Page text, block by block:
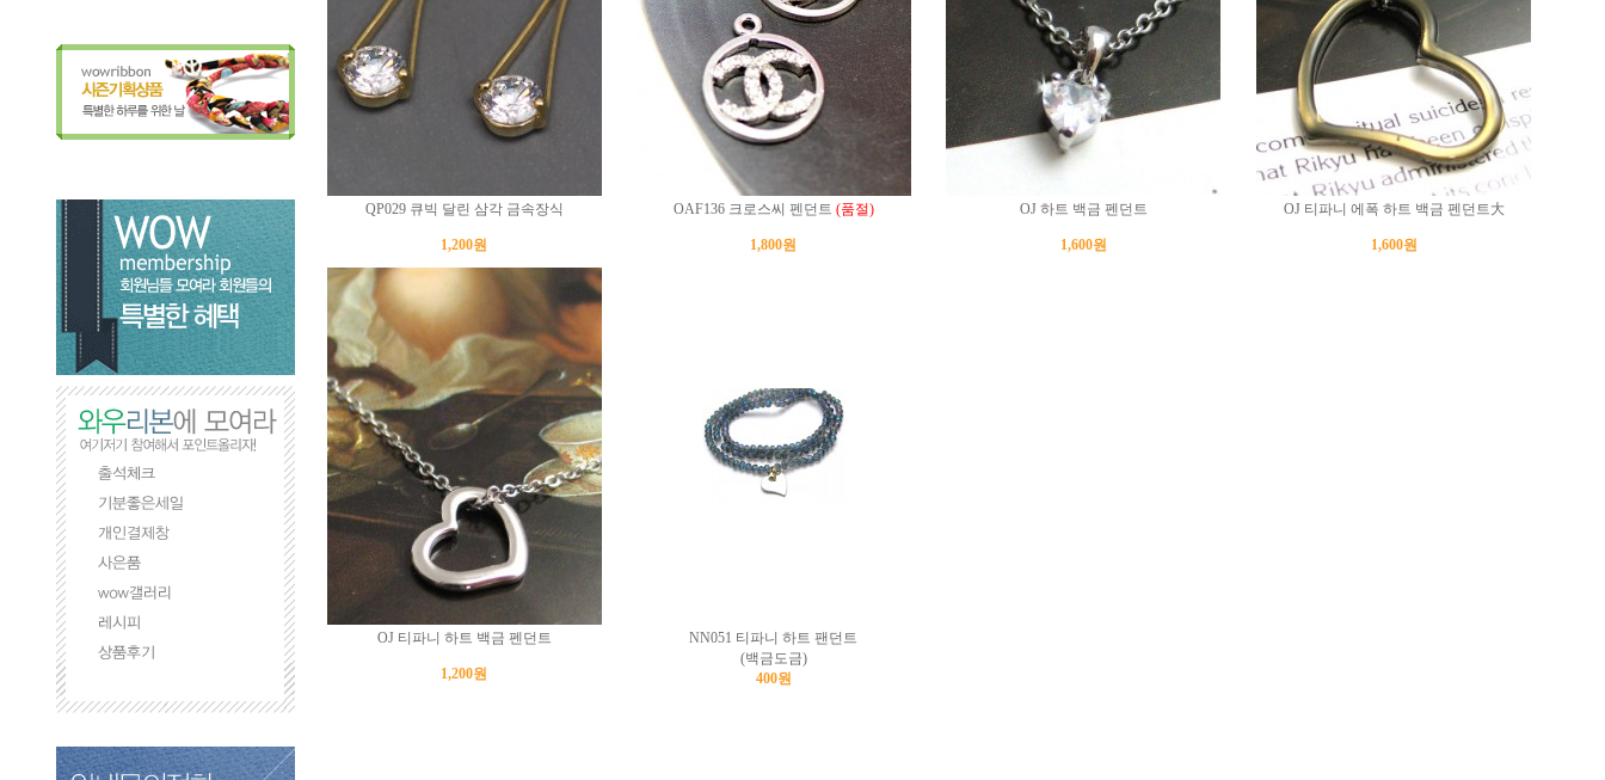
QP029 큐빅 달린 삼각 금속장식
1,200원
OAF136 크로스씨 펜던트 (품절)
1,800원
OJ 하트 백금 펜던트
1,600원
OJ 티파니 에폭 하트 백금 펜던트大
1,600원
OJ 티파니 하트 백금 펜던트
1,200원
NN051 티파니 하트 팬던트
(백금도금)
400원